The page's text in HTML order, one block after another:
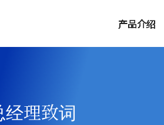
产品介绍
经理致词